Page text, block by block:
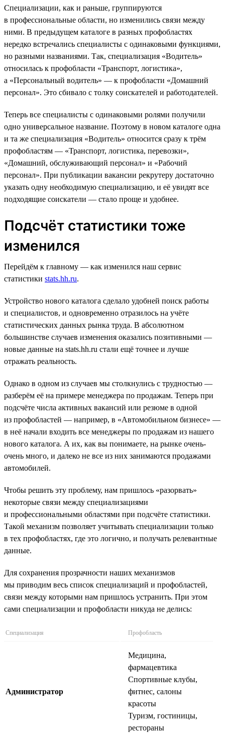
Специализации, как и раньше, группируются
в профессиональные области, но изменились связи между
ними. В предыдущем каталоге в разных профобластях
нередко встречались специалисты с одинаковыми функциями,
но разными названиями. Так, специализация «Водитель»
относилась к профобласти «Транспорт, логистика»,
а «Персональный водитель» — к профобласти «Домашний
персонал». Это сбивало с толку соискателей и работодателей.
Теперь все специалисты с одинаковыми ролями получили
одно универсальное название. Поэтому в новом каталоге одна
и та же специализация «Водитель» относится сразу к трём
профобластям — «Транспорт, логистика, перевозки»,
«Домашний, обслуживающий персонал» и «Рабочий
персонал». При публикации вакансии рекрутеру достаточно
указать одну необходимую специализацию, и её увидят все
подходящие соискатели — стало проще и удобнее.
Подсчёт статистики тоже
изменился
Перейдём к главному — как изменился наш сервис
статистики stats.hh.ru.
Устройство нового каталога сделало удобней поиск работы
и специалистов, и одновременно отразилось на учёте
статистических данных рынка труда. В абсолютном
большинстве случаев изменения оказались позитивными —
новые данные на stats.hh.ru стали ещё точнее и лучше
отражать реальность.
Однако в одном из случаев мы столкнулись с трудностью —
разберём её на примере менеджера по продажам. Теперь при
подсчёте числа активных вакансий или резюме в одной
из профобластей — например, в «Автомобильном бизнесе» —
в неё начали входить все менеджеры по продажам из нашего
нового каталога. А их, как вы понимаете, на рынке очень-
очень много, и далеко не все из них занимаются продажами
автомобилей.
Чтобы решить эту проблему, нам пришлось «разорвать»
некоторые связи между специализациями
и профессиональными областями при подсчёте статистики.
Такой механизм позволяет учитывать специализации только
в тех профобластях, где это логично, и получать релевантные
данные.
Для сохранения прозрачности наших механизмов
мы приводим весь список специализаций и профобластей,
связи между которыми нам пришлось устранить. При этом
сами специализации и профобласти никуда не делись:
Специализация Профобласть
Администратор
Медицина,
фармацевтика
Спортивные клубы,
фитнес, салоны
красоты
Туризм, гостиницы,
рестораны